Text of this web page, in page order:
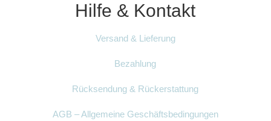
Hilfe & Kontakt
Versand & Lieferung
Bezahlung
Rücksendung & Rückerstattung
AGB – Allgemeine Geschäftsbedingungen